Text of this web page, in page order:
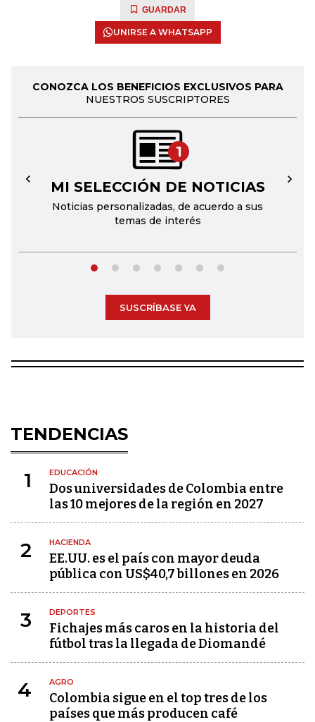
GUARDAR
UNIRSE A WHATSAPP
CONOZCA LOS BENEFICIOS EXCLUSIVOS PARA
NUESTROS SUSCRIPTORES
1
MI SELECCIÓN DE NOTICIAS
Noticias personalizadas, de acuerdo a sus
temas de interés
← →
SUSCRÍBASE YA
TENDENCIAS
1 EDUCACIÓN
Dos universidades de Colombia entre
las 10 mejores de la región en 2027
2 HACIENDA
EE.UU. es el país con mayor deuda
pública con US$40,7 billones en 2026
3 DEPORTES
Fichajes más caros en la historia del
fútbol tras la llegada de Diomandé
4 AGRO
Colombia sigue en el top tres de los
países que más producen café